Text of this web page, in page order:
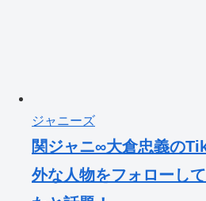
ジャニーズ
関ジャニ∞大倉忠義の
外な人物をフォローし